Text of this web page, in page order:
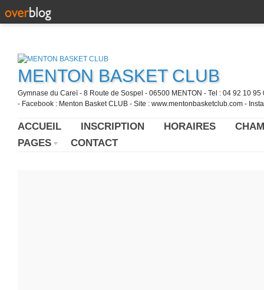
MENTON BASKET CLUB
Gymnase du Careï - 8 Route de Sospel - 06500 MENTON - Tel : 04 92 10
- Facebook : Menton Basket CLUB - Site : www.mentonbasketclub.com -
ACCUEIL INSCRIPTION HORAIRES
PAGES
CONTACT